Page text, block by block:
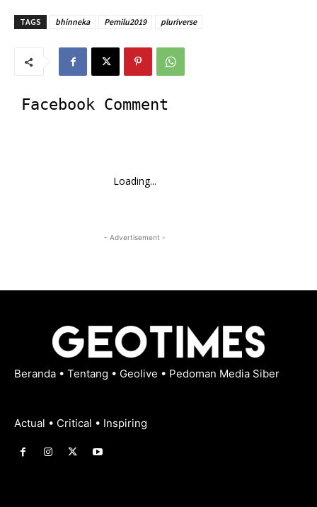
TAGS bhinneka Pemilu2019 pluriverse
Facebook Comment
Loading...
- Advertisement -
Beranda • Tentang • Geolive • Pedoman Media Siber
Actual • Critical • Inspiring